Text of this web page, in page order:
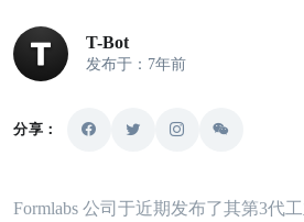
T-Bot
发布于：7年前
分享：
Formlabs 公司于近期发布了其第3代